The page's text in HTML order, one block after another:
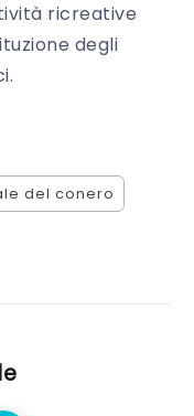
ricreative
degli
del conero